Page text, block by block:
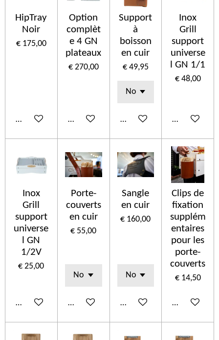
HipTray
Noir
€ 175,00
In winkelwagen
Option
complèt
e 4 GN
plateaux
€ 270,00
In winkelwagen
Support
à
boisson
en cuir
€ 49,95
In winkelwagen
Inox
Grill
support
universe
l GN 1/1
€ 48,00
In
Inox
Grill
support
universe
l GN
1/2V
€ 25,00
In winkelwagen
Porte-
couverts
en cuir
€ 55,00
Bekijk details
Sangle
en cuir
€ 160,00
In winkelwagen
Clips de
fixation
supplém
entaires
pour les
porte-
couverts
€ 14,50
In